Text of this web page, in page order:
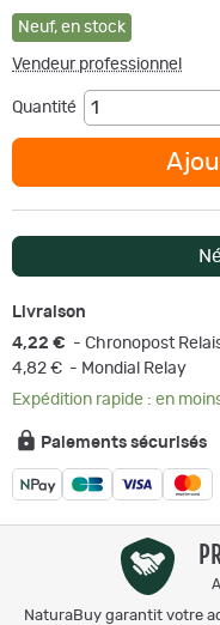
Neuf, en stock
Vendeur professionnel
Quantité
Livraison
4,22 € - Chronopost
4,82 € - Mondial Relay
Expédition rapide : en
Paiements sécurisés
NaturaBuy garantit votre